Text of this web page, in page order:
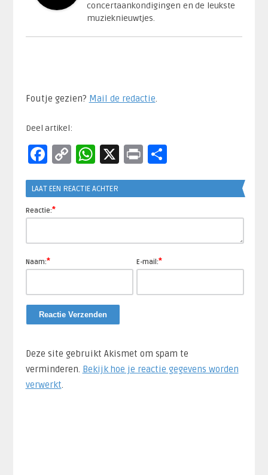
concertaankondigingen en de leukste
muzieknieuwtjes.
Foutje gezien? Mail de redactie.​
Deel artikel:
Facebook
CopyWhatsApp
X PrintDelen
LAAT EEN REACTIE ACHTER
Reactie:*
Naam:* E-mail:*
Deze site gebruikt Akismet om spam te
verminderen. Bekijk hoe je reactie gegevens worden
verwerkt.